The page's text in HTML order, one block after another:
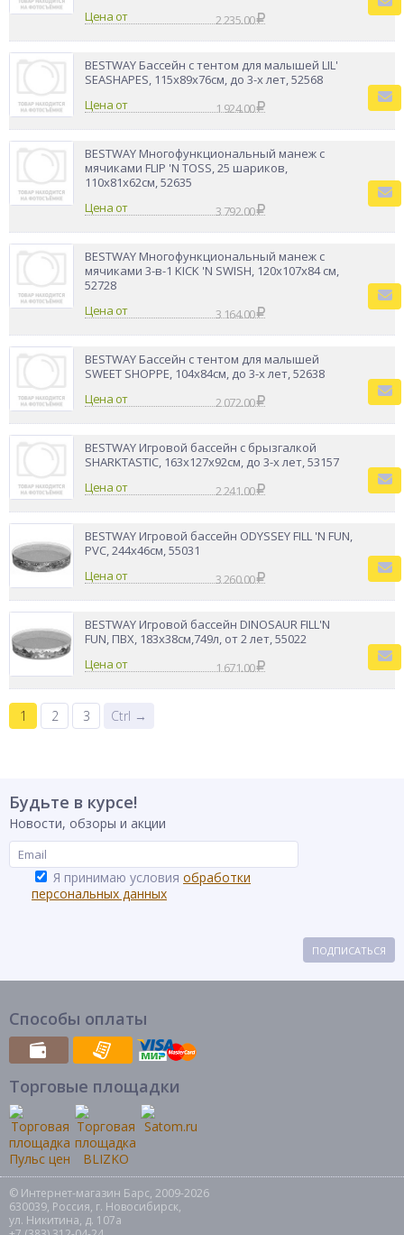
Цена от
2 235.00
BESTWAY Бассейн с тентом для малышей LIL'
SEASHAPES, 115x89x76см, до 3-х лет, 52568
Цена от
1 924.00
BESTWAY Многофункциональный манеж с
мячиками FLIP 'N TOSS, 25 шариков,
110x81x62см, 52635
Цена от
3 792.00
BESTWAY Многофункциональный манеж с
мячиками 3-в-1 KICK 'N SWISH, 120x107x84 см,
52728
Цена от
3 164.00
BESTWAY Бассейн с тентом для малышей
SWEET SHOPPE, 104x84см, до 3-х лет, 52638
Цена от
2 072.00
BESTWAY Игровой бассейн с брызгалкой
SHARKTASTIC, 163x127x92см, до 3-х лет, 53157
Цена от
2 241.00
BESTWAY Игровой бассейн ODYSSEY FILL 'N FUN,
PVC, 244х46см, 55031
Цена от
3 260.00
BESTWAY Игровой бассейн DINOSAUR FILL'N
FUN, ПВХ, 183х38см,749л, от 2 лет, 55022
Цена от
1 671.00
1 2 3 Ctrl →
Будьте в курсе!
Новости, обзоры и акции
Я принимаю условия обработки
персональных данных
ПОДПИСАТЬСЯ
Способы оплаты
Торговые площадки
© Интернет-магазин Барс, 2009-2026
630039, Россия, г. Новосибирск,
ул. Никитина, д. 107а